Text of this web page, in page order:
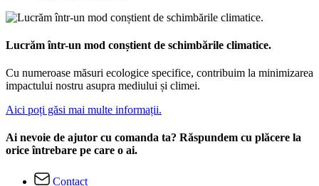
Lucrăm într-un mod conștient de schimbările climatice.
Cu numeroase măsuri ecologice specifice, contribuim la minimizarea
impactului nostru asupra mediului și climei.
Aici poți găsi mai multe informații.
Ai nevoie de ajutor cu comanda ta? Răspundem cu plăcere la
orice întrebare pe care o ai.
Contact